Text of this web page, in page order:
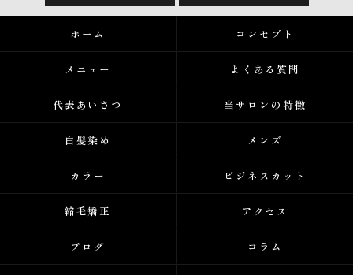
ホーム コンセプト
メニュー よくある質問
代表あいさつ 当サロンの特徴
白髪染め メンズ
カラー ビジネスカット
縮毛矯正 アクセス
ブログ コラム